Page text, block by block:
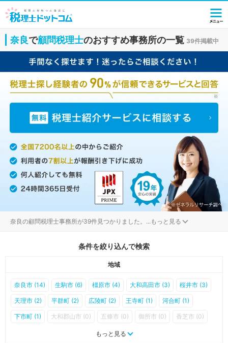
奈良で顧問税理士のおすすめ事務所の一覧 39件掲載中
奈良の顧問税理士事務所が39件見つかりました。 ...もっと見る
条件を絞り込んで検索
地域
奈良市 (14) 生駒市 (6) 橿原市 (4) 大和高田市 (3) 桜井市 (3)
天理市 (2) 平群町 (2) 広陵町 (2) 王寺町 (1) 河合町 (1)
下市町 (1) 大和郡山市 (0) 五條市 (0) 御所市 (0) 香芝市 (0)
山添村 (0) 三郷町 (0)
もっと見る